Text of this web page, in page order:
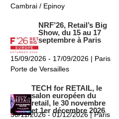
Cambrai / Epinoy
NRF’26, Retail’s Big
Show, du 15 au 17
septembre à Paris
15/09/2026 - 17/09/2026 | Paris
Porte de Versailles
TECH for RETAIL, le
salon européen du
retail, le 30 novembre
et 1er décembre 2026
30/11/2026 - 01/12/2026 | Paris